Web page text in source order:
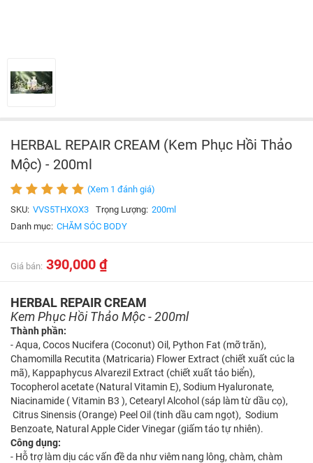
HERBAL REPAIR CREAM (Kem Phục Hồi Thảo
Mộc) - 200ml
(Xem 1 đánh giá)
SKU: VVS5THXOX3 Trọng Lượng: 200ml
Danh mục: CHĂM SÓC BODY
Giá bán: 390,000 ₫
HERBAL REPAIR CREAM
Kem Phục Hồi Thảo Mộc - 200ml
Thành phần:
- Aqua, Cocos Nucifera (Coconut) Oil, Python Fat (mỡ trăn),
Chamomilla Recutita (Matricaria) Flower Extract (chiết xuất cúc la
mã), Kappaphycus Alvarezil Extract (chiết xuất tảo biển),
Tocopherol acetate (Natural Vitamin E), Sodium Hyaluronate,
Niacinamide ( Vitamin B3 ), Cetearyl Alcohol (sáp làm từ dầu cọ),
Citrus Sinensis (Orange) Peel Oil (tinh dầu cam ngọt), Sodium
Benzoate, Natural Apple Cider Vinegar (giấm táo tự nhiên).
Công dụng:
- Hỗ trợ làm dịu các vấn đề da như viêm nang lông, chàm, chàm